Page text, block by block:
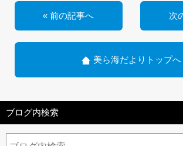
« 前の記事へ 次
美ら海だよりトップへ
ブログ内検索